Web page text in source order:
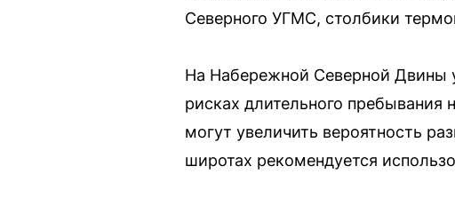
Северного УГМС, столбики
На Набережной Северной Двины
рисках длительного пребывания
могут увеличить вероятность
широтах рекомендуется